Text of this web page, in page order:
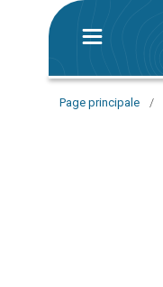
Page principale /